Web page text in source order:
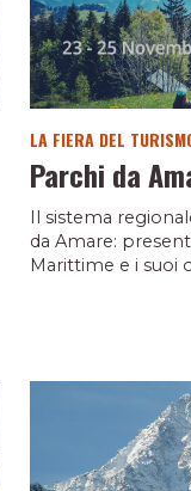
LA FIERA DEL
Parchi da
Il sistema
da Amare:
Marittime e i suoi